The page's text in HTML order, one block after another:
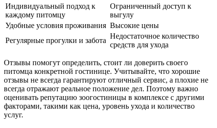
Индивидуальный подход к
каждому питомцу
Ограниченный доступ к
выгулу
Удобные условия проживания Высокие цены
Регулярные прогулки и забота
Недостаточное количество
средств для ухода
Отзывы помогут определить, стоит ли доверить своего
питомца конкретной гостинице. Учитывайте, что хорошие
отзывы не всегда гарантируют отличный сервис, а плохие не
всегда отражают реальное положение дел. Поэтому важно
оценивать репутацию зоогостиницы в комплексе с другими
факторами, такими как цена, уровень ухода и количество
услуг.